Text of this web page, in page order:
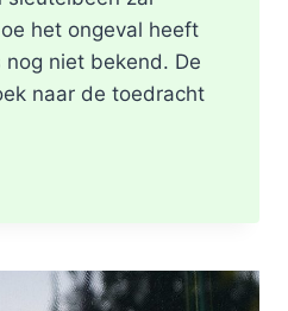
het ongeval heeft
niet bekend. De
naar de toedracht